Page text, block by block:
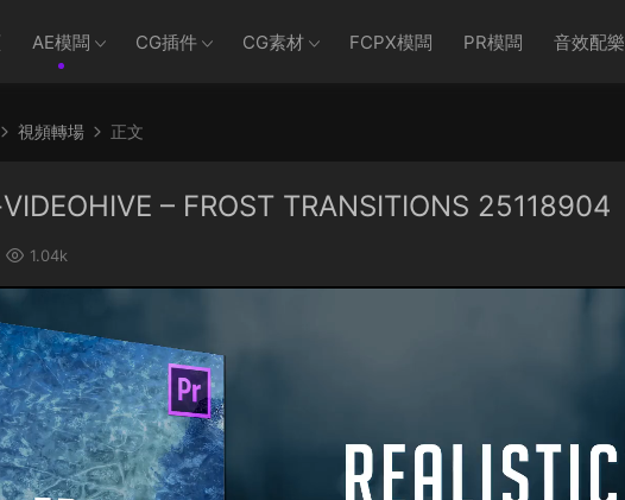
AE模闆 CG插件 CG素材 FCPX模闆 PR模闆 音效配樂
視頻轉場 正文
– FROST TRANSITIONS 25118904
1.04k